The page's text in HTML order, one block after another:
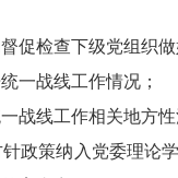
检查下级党组织做
一战线工作情况；
线工作相关地方性
策纳入党委理论